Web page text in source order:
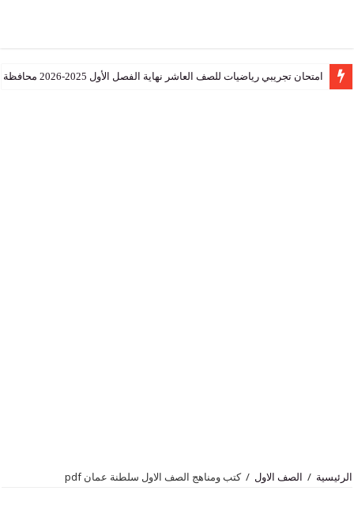
رياضيات للصف العاشر نهاية الفصل الأول 2025-2026 محافظة جنوب الشرقية
الصف الاول / كتب ومناهج الصف الاول سلطنة عمان pdf